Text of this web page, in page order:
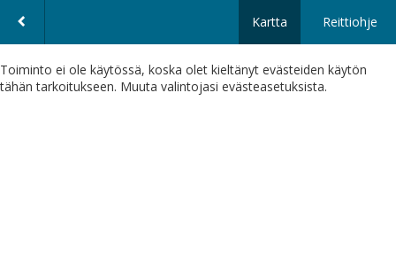
Kartta Reittiohje
Toiminto ei ole käytössä, koska olet kieltänyt evästeiden käytön
tähän tarkoitukseen. Muuta valintojasi evästeasetuksista.